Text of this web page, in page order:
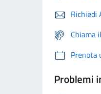
Richiedi
Chiama
Prenota
Problemi